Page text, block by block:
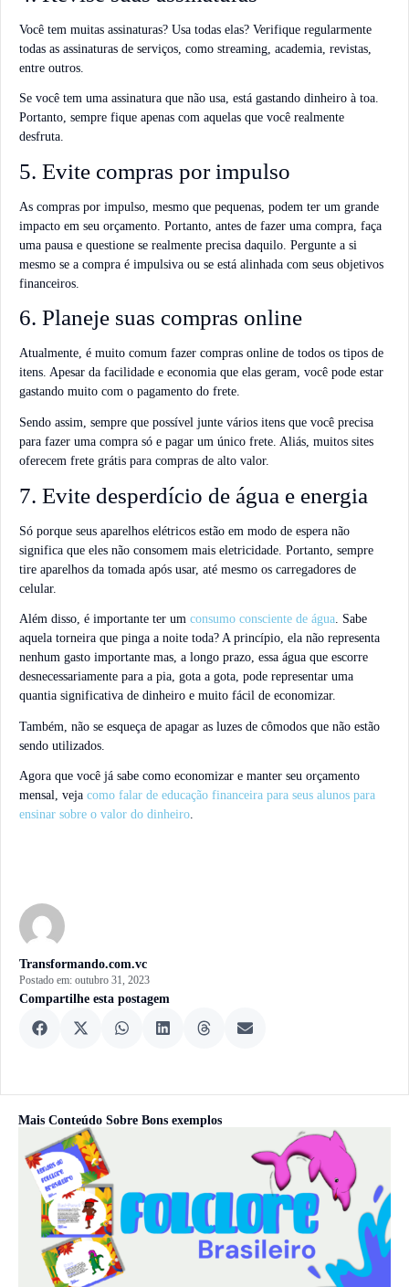
Transformando.com.vc
Postado em: outubro 31, 2023
Compartilhe esta postagem
Você tem muitas assinaturas? Usa todas elas? Verifique regularmente
todas as assinaturas de serviços, como streaming, academia, revistas,
entre outros.
Se você tem uma assinatura que não usa, está gastando dinheiro à toa.
Portanto, sempre fique apenas com aquelas que você realmente
desfruta.
5. Evite compras por impulso
As compras por impulso, mesmo que pequenas, podem ter um grande
impacto em seu orçamento. Portanto, antes de fazer uma compra, faça
uma pausa e questione se realmente precisa daquilo. Pergunte a si
mesmo se a compra é impulsiva ou se está alinhada com seus objetivos
financeiros.
6. Planeje suas compras online
Atualmente, é muito comum fazer compras online de todos os tipos de
itens. Apesar da facilidade e economia que elas geram, você pode estar
gastando muito com o pagamento do frete.
Sendo assim, sempre que possível junte vários itens que você precisa
para fazer uma compra só e pagar um único frete. Aliás, muitos sites
oferecem frete grátis para compras de alto valor.
7. Evite desperdício de água e energia
Só porque seus aparelhos elétricos estão em modo de espera não
significa que eles não consomem mais eletricidade. Portanto, sempre
tire aparelhos da tomada após usar, até mesmo os carregadores de
celular.
Além disso, é importante ter um consumo consciente de água. Sabe
aquela torneira que pinga a noite toda? A princípio, ela não representa
nenhum gasto importante mas, a longo prazo, essa água que escorre
desnecessariamente para a pia, gota a gota, pode representar uma
quantia significativa de dinheiro e muito fácil de economizar.
Também, não se esqueça de apagar as luzes de cômodos que não estão
sendo utilizados.
Agora que você já sabe como economizar e manter seu orçamento
mensal, veja como falar de educação financeira para seus alunos para
ensinar sobre o valor do dinheiro.
Mais Conteúdo Sobre Bons exemplos